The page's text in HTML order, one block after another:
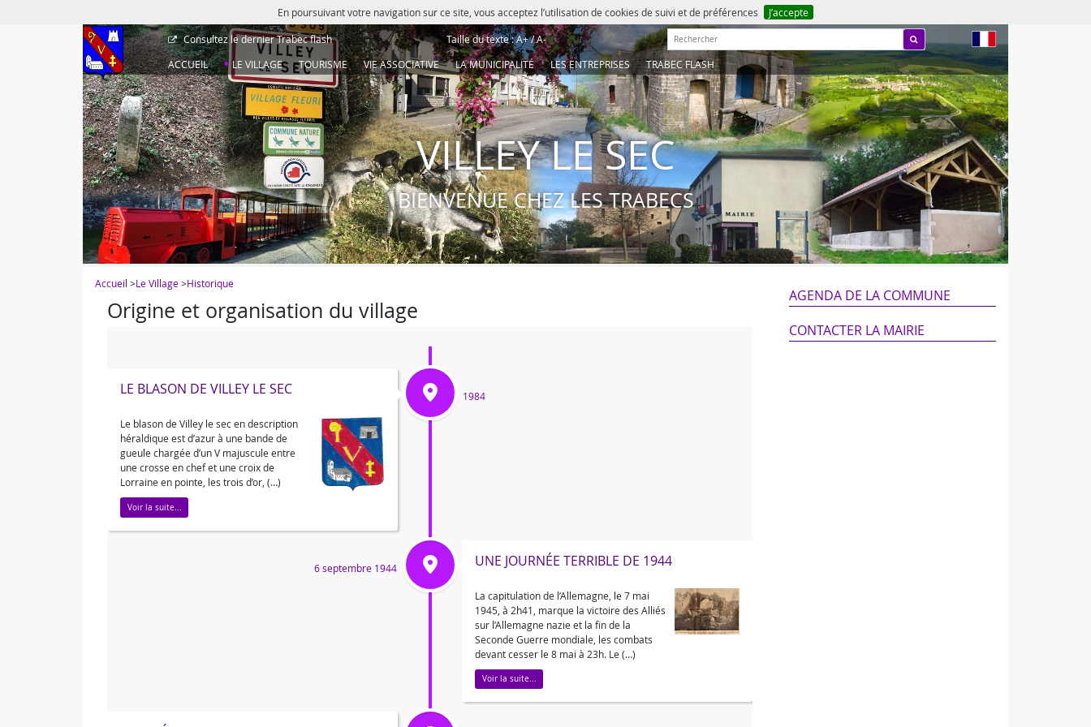
En poursuivant votre navigation sur ce site, vous acceptez l’utilisation de cookies de suivi et de préférences J’accepte
Consultez le dernierTrabec flash Taille du texte :A+/A- Rechercher :
ACCUEIL
LE VILLAGE TOURISME VIE ASSOCIATIVE LA MUNICIPALITÉ LES ENTREPRISES TRABEC FLASH
VILLEY LE SEC
BIENVENUE CHEZ LES TRABECS
Accueil >Le Village>Historique
Origine et organisation du village
LE BLASON DE VILLEY LE SEC
Le blason de Villey le sec en description
héraldique est d’azur à une bande de
gueule chargée d’un V majuscule entre
une crosse en chef et une croix de
Lorraine en pointe, les trois d’or, (…)
1984
Voir la suite...
UNE JOURNÉE TERRIBLE DE 1944
La capitulation de l’Allemagne, le 7 mai
1945, à 2h41, marque la victoire des Alliés
sur l’Allemagne nazie et la fin de la
Seconde Guerre mondiale, les combats
devant cesser le 8 mai à 23h. Le (…)
6 septembre 1944
Voir la suite...
AGENDA DE LA COMMUNE
CONTACTER LA MAIRIE